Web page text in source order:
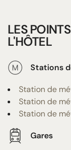
LES
L'HÔTEL
Stations
Station de
Station de
Station de
Gares